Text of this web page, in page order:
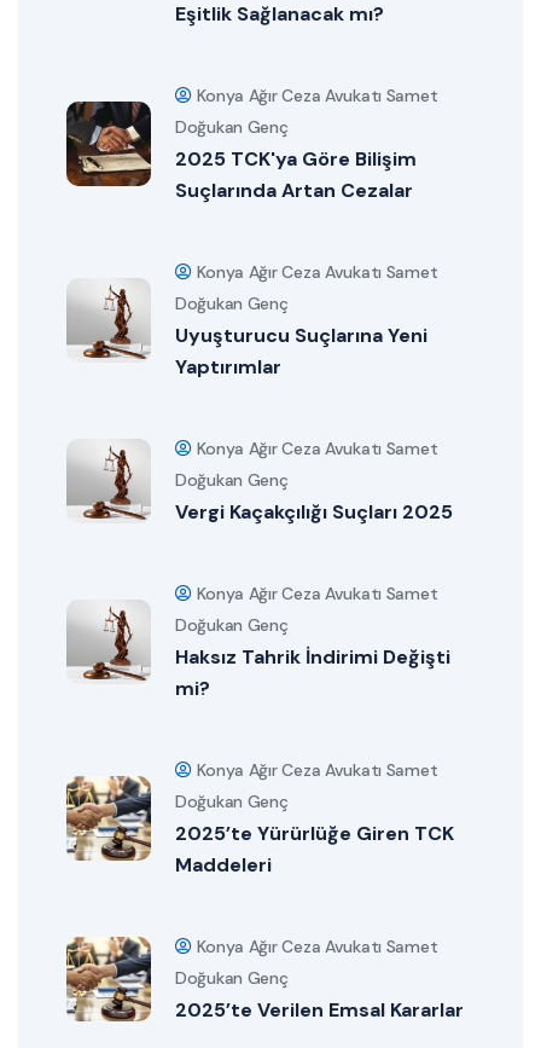
Eşitlik Sağlanacak mı?
Konya Ağır Ceza Avukatı Samet
Doğukan Genç
2025 TCK'ya Göre Bilişim
Suçlarında Artan Cezalar
Konya Ağır Ceza Avukatı Samet
Doğukan Genç
Uyuşturucu Suçlarına Yeni
Yaptırımlar
Konya Ağır Ceza Avukatı Samet
Doğukan Genç
Vergi Kaçakçılığı Suçları 2025
Konya Ağır Ceza Avukatı Samet
Doğukan Genç
Haksız Tahrik İndirimi Değişti
mi?
Konya Ağır Ceza Avukatı Samet
Doğukan Genç
2025’te Yürürlüğe Giren TCK
Maddeleri
Konya Ağır Ceza Avukatı Samet
Doğukan Genç
2025’te Verilen Emsal Kararlar